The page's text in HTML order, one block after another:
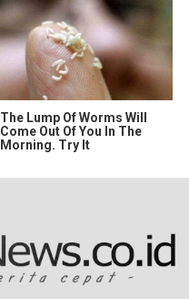
The Lump Of Worms Will
Come Out Of You In The
Morning. Try It